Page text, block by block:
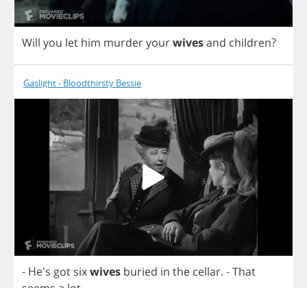
Will you let him murderyourwivesand children?
Gaslight - Bloodthirsty Bessie
- He's got sixwives buried in the cellar. -That